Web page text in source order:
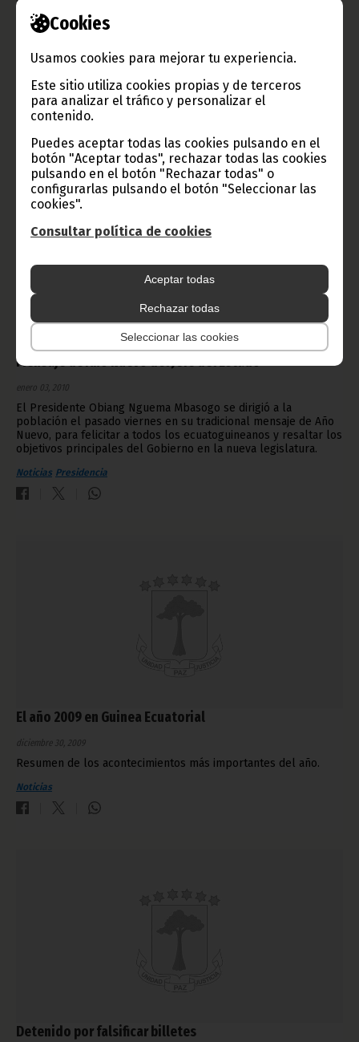
Cookies
Usamos cookies para mejorar tu experiencia.
Este sitio utiliza cookies propias y de terceros
para analizar el tráfico y personalizar el
contenido.
Puedes aceptar todas las cookies pulsando en el
botón "Aceptar todas", rechazar todas las cookies
pulsando en el botón "Rechazar todas" o
configurarlas pulsando el botón "Seleccionar las
cookies".
Consultar política de cookies
Aceptar todas
Rechazar todas
Seleccionar las cookies
Exposición Africanos de Petróleo
El evento que reunirá a los principales productores se
celebrará en marzo en Kinshasa, capital de la República
Democrática del Congo.
Noticias
Mensaje de Año Nuevo del Jefe del Estado
enero 03, 2010
El Presidente Obiang Nguema Mbasogo se dirigió a la
población el pasado viernes en su tradicional mensaje de Año
Nuevo, para felicitar a todos los ecuatoguineanos y resaltar los
objetivos principales del Gobierno en la nueva legislatura.
Noticias Presidencia
El año 2009 en Guinea Ecuatorial
diciembre 30, 2009
Resumen de los acontecimientos más importantes del año.
Noticias
Detenido por falsificar billetes